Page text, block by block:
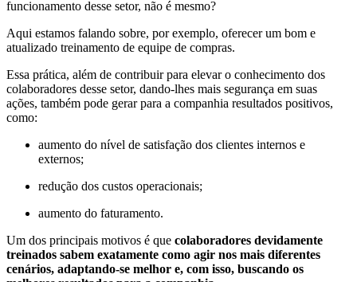
funcionamento desse setor, não é mesmo?
Aqui estamos falando sobre, por exemplo, oferecer um bom e
atualizado treinamento de equipe de compras.
Essa prática, além de contribuir para elevar o conhecimento dos
colaboradores desse setor, dando-lhes mais segurança em suas
ações, também pode gerar para a companhia resultados positivos,
como:
aumento do nível de satisfação dos clientes internos e
externos;
redução dos custos operacionais;
aumento do faturamento.
Um dos principais motivos é que colaboradores devidamente
treinados sabem exatamente como agir nos mais diferentes
cenários, adaptando-se melhor e, com isso, buscando os